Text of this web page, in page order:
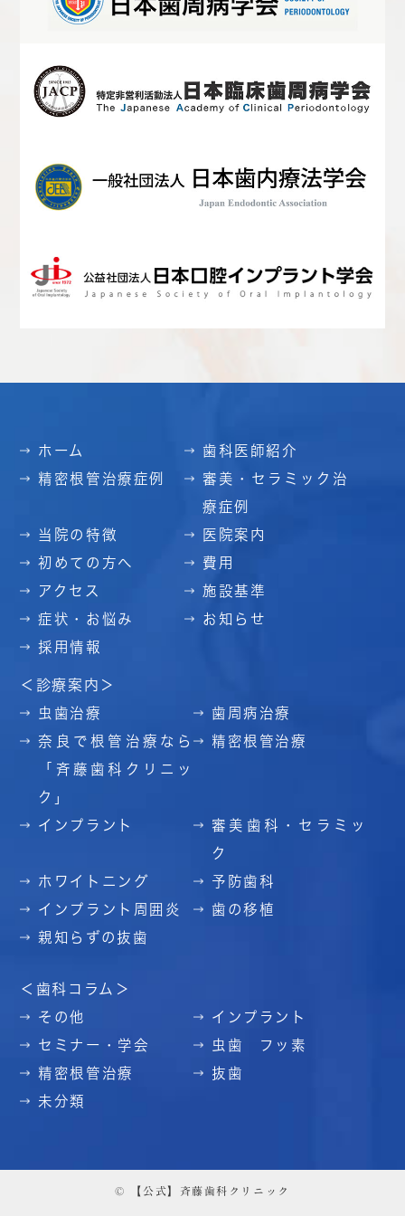
ホーム
歯科医師紹介
精密根管治療症例
審美・セラミック治
療症例
当院の特徴
医院案内
初めての方へ
費用
アクセス
施設基準
症状・お悩み
お知らせ
採用情報
＜診療案内＞
虫歯治療
歯周病治療
奈良で根管治療なら
「斉藤歯科クリニッ
ク」
精密根管治療
インプラント
審美歯科・セラミッ
ク
ホワイトニング
予防歯科
インプラント周囲炎
歯の移植
親知らずの抜歯
＜歯科コラム＞
その他
インプラント
セミナー・学会
虫歯 フッ素
精密根管治療
抜歯
未分類
© 【公式】斉藤歯科クリニック